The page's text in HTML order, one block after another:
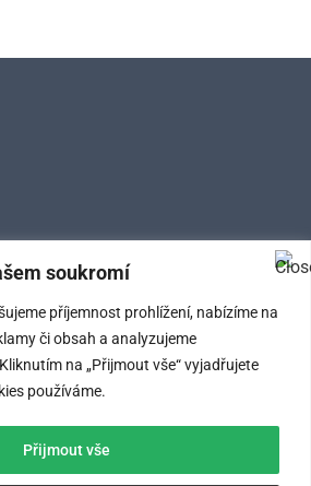
soukromí
příjemnost prohlížení, nabízíme na
či obsah a analyzujeme
na „Přijmout vše“ vyjadřujete
používáme.
Přijmout vše